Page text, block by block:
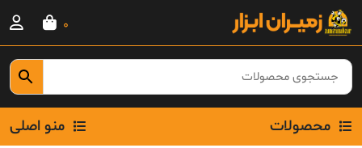
Skip
content
0
محصولات منو اصلی